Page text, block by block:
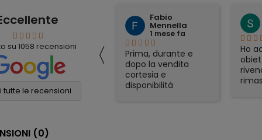
su1058 recensioni
tutte le recensioni
〈
mauro simeoli
1 mese fa
Ho acquistato per
corrispondenza un
binocolo Nikon. Il
prezzo era il più
conveniente online
perfetto
Fabio
Mennella
1 mese fa
Prima, durante e
dopo la vendita
cortesia e
disponibilità
Ho
(0)